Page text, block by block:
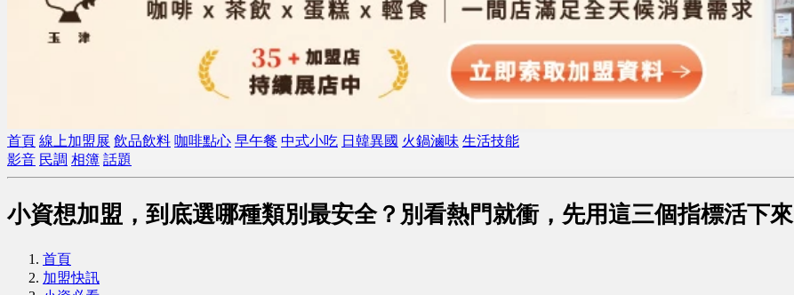
首頁 線上加盟展 飲品飲料 咖啡點心 早午餐 中式小吃 日韓異國 火鍋滷味 生活技能
影音 民調 相簿 話題
小資想加盟，到底選哪種類別最安全？別看熱門就衝，先用這三個指標活下來
首頁
加盟快訊